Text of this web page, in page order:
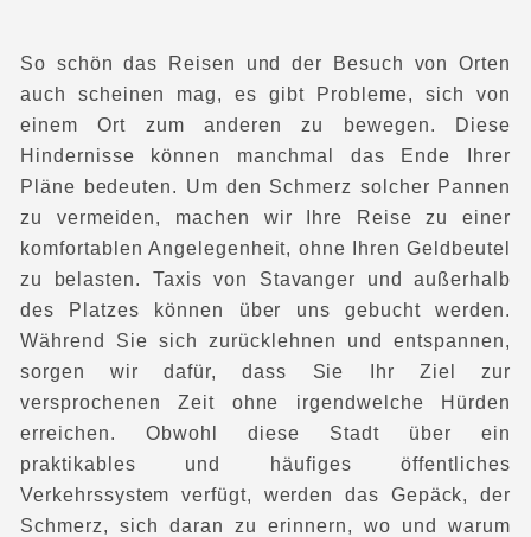
So schön das Reisen und der Besuch von Orten
auch scheinen mag, es gibt Probleme, sich von
einem Ort zum anderen zu bewegen. Diese
Hindernisse können manchmal das Ende Ihrer
Pläne bedeuten. Um den Schmerz solcher Pannen
zu vermeiden, machen wir Ihre Reise zu einer
komfortablen Angelegenheit, ohne Ihren Geldbeutel
zu belasten. Taxis von Stavanger
und außerhalb
des Platzes können über uns gebucht werden.
Während Sie sich zurücklehnen und entspannen,
sorgen wir dafür, dass Sie Ihr Ziel zur
versprochenen Zeit ohne irgendwelche Hürden
erreichen. Obwohl diese Stadt über ein
praktikables und häufiges öffentliches
Verkehrssystem verfügt, werden das Gepäck, der
Schmerz, sich daran zu erinnern, wo und warum